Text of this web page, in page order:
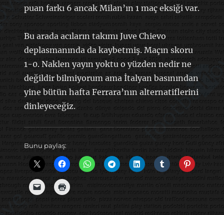
puan farkı 6 ancak Milan’ın 1 maç eksiği var.
Bu arada acıların takımı Juve Chievo
deplasmanında da kaybetmiş. Maçın skoru
1-0. Naklen yayın yoktu o yüzden nedir ne
değildir bilmiyorum ama İtalyan basınından
yine bütün hafta Ferrara’nın alternatiflerini
dinleyeceğiz.
Bunu paylaş: